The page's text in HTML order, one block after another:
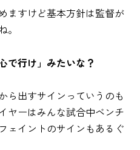
ますけど基本方針は監督が
。
行け」みたいな？
ら出すサインっていうのも
ヤーはみんな試合中ベンチ
ェイントのサインもあるぐ